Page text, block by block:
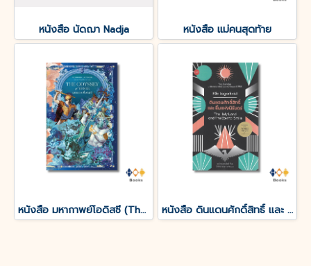
หนังสือ นัดฌา Nadja หนังสือ แม่คนสุดท้าย
หนังสือ มหากาพย์โอดิสซี (The Odyssey of Homer) หนังสือ ดินแดนศักดิ์สิทธิ์ และ ยิ้มแห่งนิรันดร์